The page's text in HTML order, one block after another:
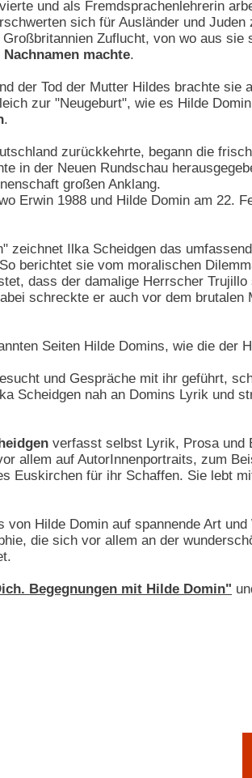
und als Fremdsprachenlehrerin
sich für Ausländer und
Zuflucht, von wo aus sie
machte.
der Tod der Mutter Hildes brachte sie
zur "Neugeburt", wie es Hilde
.
zurückkehrte, begann die
in der Neuen Rundschau
großen Anklang.
Erwin 1988 und Hilde Domin am 22.
zeichnet Ilka Scheidgen das
berichtet sie vom moralischen
dass der damalige Herrscher
schreckte er auch vor dem brutalen
Seiten Hilde Domins, wie die der
und Gespräche mit ihr geführt,
Scheidgen nah an Domins Lyrik und
verfasst selbst Lyrik, Prosa und
allem auf AutorInnenportraits, zum
Euskirchen für ihr Schaffen. Sie lebt
Hilde Domin auf spannende Art
die sich vor allem an der
Begegnungen mit Hilde Domin"